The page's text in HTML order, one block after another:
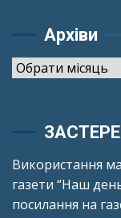
Архіви
Архіви
Використання
газети “Наш
посилання на